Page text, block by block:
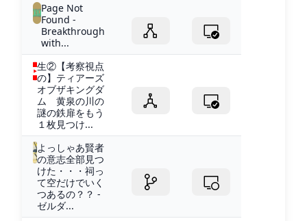
Page Not
Found -
Breakthrough
with...
生②【考察視点
の】ティアーズ
オブザキングダ
ム 黄泉の川の
謎の鉄扉をもう
１枚見つけ...
よっしゃあ賢者
の意志全部見つ
けた・・・祠っ
て空だけでいく
つあるの？？ -
ゼルダ...